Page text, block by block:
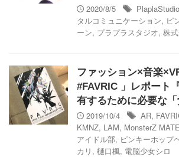
2020/8/5
PlaplaStudio
タルコミュニケーション, ピ
ーン, プラプラスタジオ, 株
ファッション×音楽
#FAVRIC 」レポート
有するために必要な「
2019/10/4
AR,
KMNZ, LAM, MonsterZ MATE
アイドル部, ピンキーホップ
カリ , 樋口楓, 電脳少女シロ